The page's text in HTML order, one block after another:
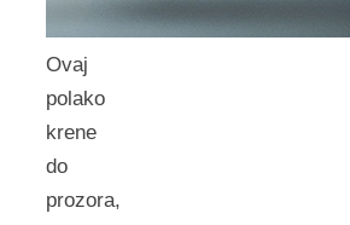
Ovaj
polako
krene
do
prozora,